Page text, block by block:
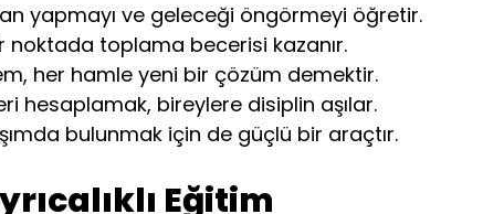
yapmayı ve geleceği öngörmeyi öğretir.
noktada toplama becerisi kazanır.
her hamle yeni bir çözüm demektir.
hesaplamak, bireylere disiplin aşılar.
bulunmak için de güçlü bir araçtır.
Eğitim